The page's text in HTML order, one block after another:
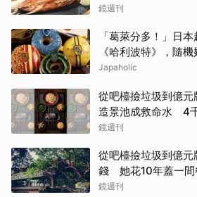
鏡週刊
「葛萊分多！」日
《哈利波特》，隨
Japaholic
從吧檯撿垃圾到億
造景池成救命水 4
了50次
鏡週刊
從吧檯撿垃圾到億
錢 她花10年蓋一
瀕臨破產
鏡週刊